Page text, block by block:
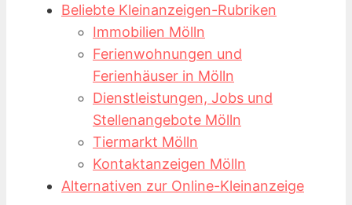
Beliebte Kleinanzeigen-Rubriken
Immobilien Mölln
Ferienwohnungen und
Ferienhäuser in Mölln
Dienstleistungen, Jobs und
Stellenangebote Mölln
Tiermarkt Mölln
Kontaktanzeigen Mölln
Alternativen zur Online-Kleinanzeige